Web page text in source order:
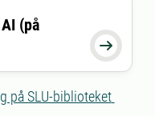

(på
på SLU-biblioteket